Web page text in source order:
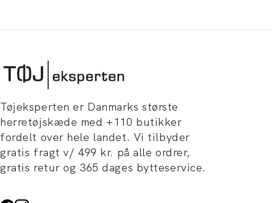
Tøjeksperten er Danmarks største
herretøjskæde med +110 butikker
fordelt over hele landet. Vi tilbyder
gratis fragt v/ 499 kr. på alle ordrer,
gratis retur og 365 dages bytteservice.